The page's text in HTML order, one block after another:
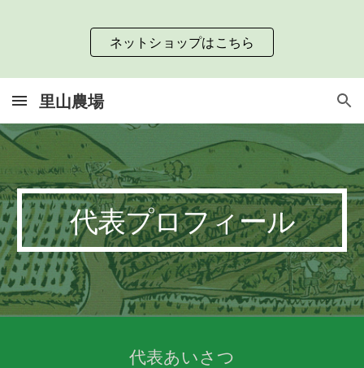
Skip to main content Skip to navigation
ネットショップはこちら
里山農場
代表プロフィール
代表あいさつ